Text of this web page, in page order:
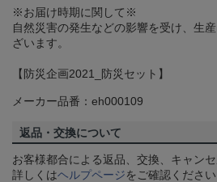
※お届け時期に関して※
自然災害の発生などの影響を受け、生
ざいます。
【防災企画2021_防災セット】
メーカー品番：eh000109
返品・交換について
お客様都合による返品、交換、キャン
詳しくはヘルプページをご確認ください